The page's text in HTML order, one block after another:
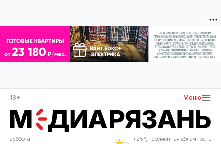
18+ Меню
суббота
+25°, переменная облачность